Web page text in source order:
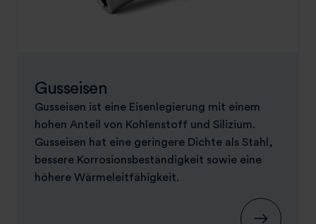
Gusseisen
Gusseisen ist eine Eisenlegierung mit einem
hohen Anteil von Kohlenstoff und Silizium.
Gusseisen hat eine geringere Dichte als Stahl,
bessere Korrosionsbeständigkeit sowie eine
höhere Wärmeleitfähigkeit.